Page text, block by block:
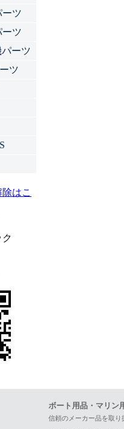
ツ
ツ
ーツ
ツ
ボート用品・マリン
信頼のメーカー品を取り